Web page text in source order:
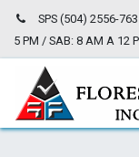
SPS (504) 2556-
5 PM / SAB: 8 AM A 12